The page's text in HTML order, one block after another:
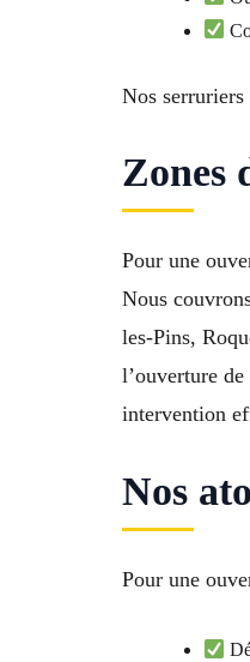
Nos
Zones
Pour une
Nous
les-Pins,
l’ouverture
intervention
Nos
Pour une